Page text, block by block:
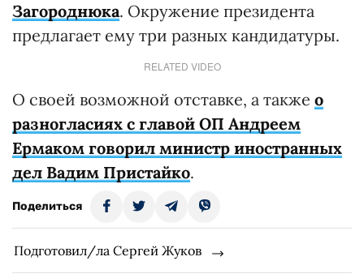
Загороднюка. Окружение президента
предлагает ему три разных кандидатуры.
RELATED VIDEO
О своей возможной отставке, а также о
разногласиях с главой ОП Андреем
Ермаком говорил министр иностранных
дел Вадим Пристайко.
Поделиться
Подготовил/ла Сергей Жуков